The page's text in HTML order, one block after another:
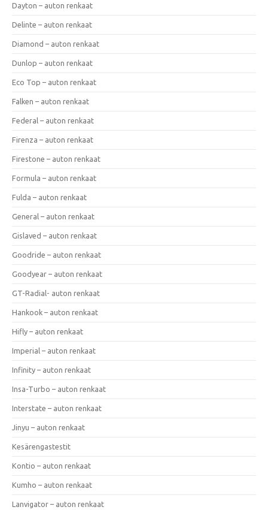
Dayton – auton renkaat
Delinte – auton renkaat
Diamond – auton renkaat
Dunlop – auton renkaat
Eco Top – auton renkaat
Falken – auton renkaat
Federal – auton renkaat
Firenza – auton renkaat
Firestone – auton renkaat
Formula – auton renkaat
Fulda – auton renkaat
General – auton renkaat
Gislaved – auton renkaat
Goodride – auton renkaat
Goodyear – auton renkaat
GT-Radial- auton renkaat
Hankook – auton renkaat
Hifly – auton renkaat
Imperial – auton renkaat
Infinity – auton renkaat
Insa-Turbo – auton renkaat
Interstate – auton renkaat
Jinyu – auton renkaat
Kesärengastestit
Kontio – auton renkaat
Kumho – auton renkaat
Lanvigator – auton renkaat